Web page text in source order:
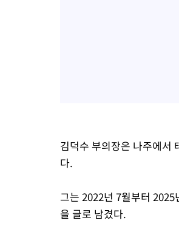
김덕수 부의장은 나주에서
다.
그는 2022년 7월부터
을 글로 남겼다.